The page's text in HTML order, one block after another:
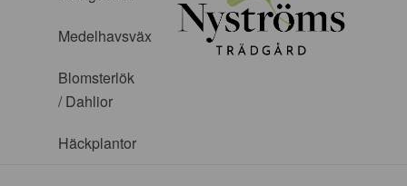
Medelhavsväxter
Blomsterlök
/ Dahlior
Häckplantor